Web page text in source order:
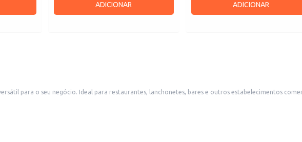
ADICIONAR ADICIONAR
para o seu negócio. Ideal para restaurantes, lanchonetes, bares e outros estabelecimentos